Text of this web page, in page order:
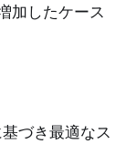
加したケース
づき最適なス